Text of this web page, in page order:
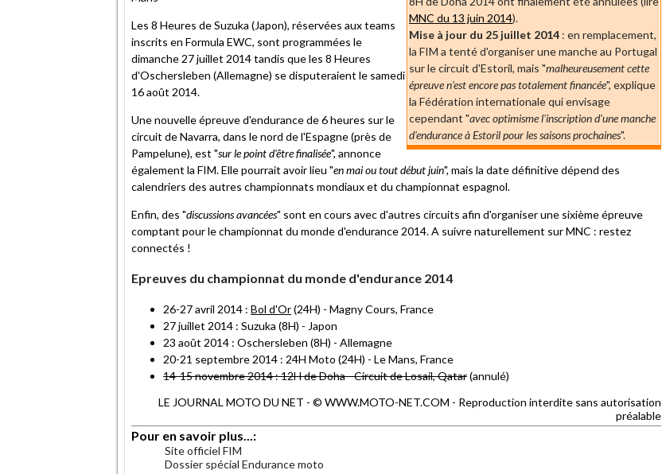
MNC du 13 juin 2014).
Mise à jour du 25 juillet 2014 : en remplacement,
la FIM a tenté d'organiser une manche au Portugal
sur le circuit d'Estoril, mais "malheureusement cette
épreuve n'est encore pas totalement financée", explique
la Fédération internationale qui envisage
cependant "avec optimisme l'inscription d'une manche
d'endurance à Estoril pour les saisons prochaines".
Les 8 Heures de Suzuka (Japon), réservées aux teams
inscrits en Formula EWC, sont programmées le
dimanche 27 juillet 2014 tandis que les 8 Heures
d'Oschersleben (Allemagne) se disputeraient le samedi
16 août 2014.
Une nouvelle épreuve d'endurance de 6 heures sur le
circuit de Navarra, dans le nord de l'Espagne (près de
Pampelune), est "sur le point d'être finalisée", annonce
également la FIM. Elle pourrait avoir lieu "en mai ou tout début juin", mais la date définitive dépend des
calendriers des autres championnats mondiaux et du championnat espagnol.
Enfin, des "discussions avancées" sont en cours avec d'autres circuits afin d'organiser une sixième épreuve
comptant pour le championnat du monde d'endurance 2014. A suivre naturellement sur MNC : restez
connectés !
Epreuves du championnat du monde d'endurance 2014
26-27 avril 2014 : Bol d'Or(24H) - Magny Cours, France
27 juillet 2014 : Suzuka (8H) - Japon
23 août 2014 : Oschersleben (8H) - Allemagne
20-21 septembre 2014 : 24H Moto (24H) - Le Mans, France
14-15 novembre 2014 : 12H de Doha - Circuit de Losail, Qatar(annulé)
LE JOURNAL MOTO DU NET - © WWW.MOTO-NET.COM - Reproduction interdite sans autorisation
préalable
Pour en savoir plus...:
Site officiel FIM
Dossier spécial Endurance moto